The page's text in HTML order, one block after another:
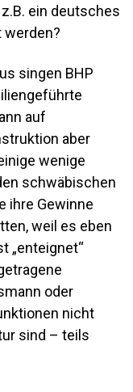
ein deutsches
werden?
singen BHP
auf
aber
wenige
schwäbischen
ihre Gewinne
weil es eben
„enteignet“
oder
nicht
sind – teils